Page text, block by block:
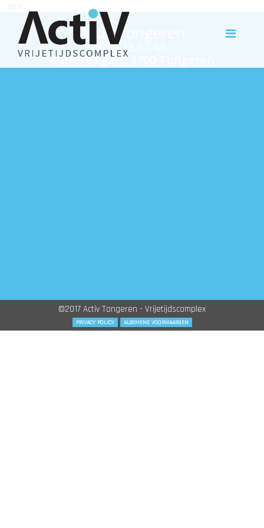
Activ Tongeren
012 23 33 43
Rutterweg 63, 3700 Tongeren
©2017 Activ Tongeren - Vrijetijdscomplex
PRIVACY POLICY ALGEMENE VOORWAARDEN